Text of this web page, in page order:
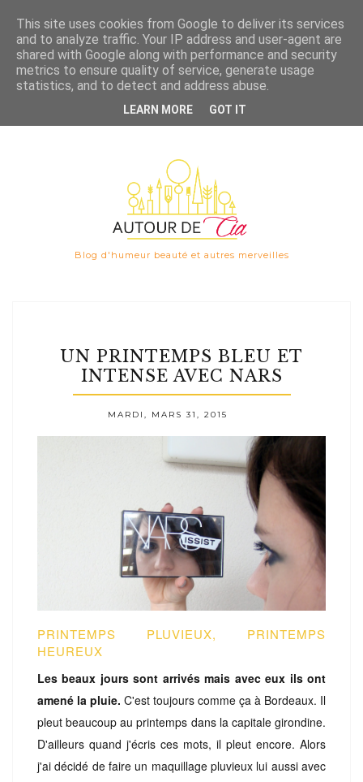

Blog d'humeur beauté et autres merveilles
UN PRINTEMPS BLEU ET
INTENSE AVEC NARS
MARDI, MARS 31, 2015
PRINTEMPS PLUVIEUX, PRINTEMPS
HEUREUX
Les beaux jours sont arrivés mais avec eux ils ont
amené la pluie. C'est toujours comme ça à Bordeaux. Il
pleut beaucoup au printemps dans la capitale girondine.
D'ailleurs quand j'écris ces mots, il pleut encore. Alors
j'ai décidé de faire un maquillage pluvieux lui aussi avec
This site uses cookies from Google to deliver its services
and to analyze traffic. Your IP address and user-agent are
shared with Google along with performance and security
metrics to ensure quality of service, generate usage
statistics, and to detect and address abuse.
LEARN MORE GOT IT